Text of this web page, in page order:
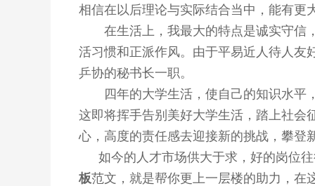
相信在以后理论与实际结合当中，能有更
在生活上，我最大的特点是诚实守信
活习惯和正派作风。由于平易近人待人友
乒协的秘书长一职。
四年的大学生活，使自己的知识水平
这即将挥手告别美好大学生活，踏上社会
心，高度的责任感去迎接新的挑战，攀登
如今的人才市场供大于求，好的岗位
板范文，就是帮你更上一层楼的助力，在